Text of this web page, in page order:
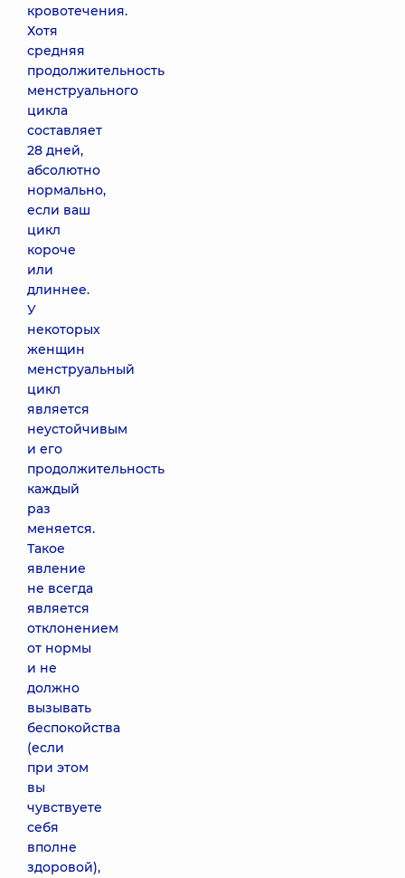
кровотечения.
Хотя
средняя
продолжительность
менструального
цикла
составляет
28 дней,
абсолютно
нормально,
если ваш
цикл
короче
или
длиннее.
У
некоторых
женщин
менструальный
цикл
является
неустойчивым
и его
продолжительность
каждый
раз
меняется.
Такое
явление
не всегда
является
отклонением
от нормы
и не
должно
вызывать
беспокойства
(если
при этом
вы
чувствуете
себя
вполне
здоровой),